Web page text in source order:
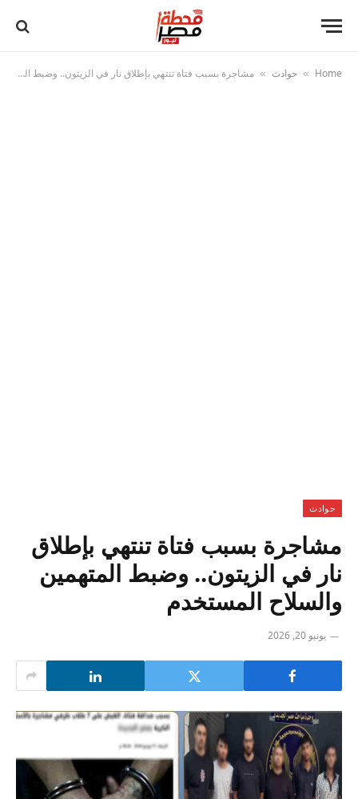
Home
» حوادث » مشاجرة بسبب فتاة تنتهي بإطلاق نار في الزيتون.. وضبط المتهمين والسلاح المستخدم
حوادث
مشاجرة بسبب فتاة تنتهي بإطلاق
نار في الزيتون.. وضبط المتهمين
والسلاح المستخدم
يونيو 20, 2026